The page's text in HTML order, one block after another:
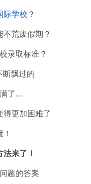
际学校 ？
荒废假期？
录取标准？
断飘过的
满了…
得更加困难了
来了！
题的答案